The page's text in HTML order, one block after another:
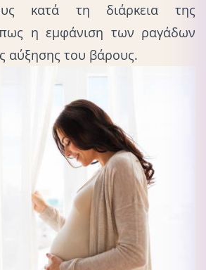
κατά τη διάρκεια της
η εμφάνιση των ραγάδων
αύξησης του βάρους.